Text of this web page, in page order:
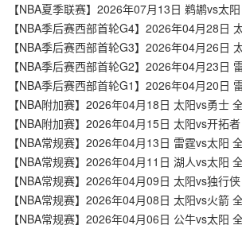
【NBA夏季联赛】2026年07月13日 鹈鹕vs太
【NBA附加赛】2026年04月18日 太阳vs勇士
【NBA附加赛】2026年04月15日 太阳vs开拓
【NBA常规赛】2026年04月13日 雷霆vs太阳
【NBA常规赛】2026年04月11日 湖人vs太阳
【NBA常规赛】2026年04月09日 太阳vs独行
【NBA常规赛】2026年04月08日 太阳vs火箭
【NBA常规赛】2026年04月06日 公牛vs太阳